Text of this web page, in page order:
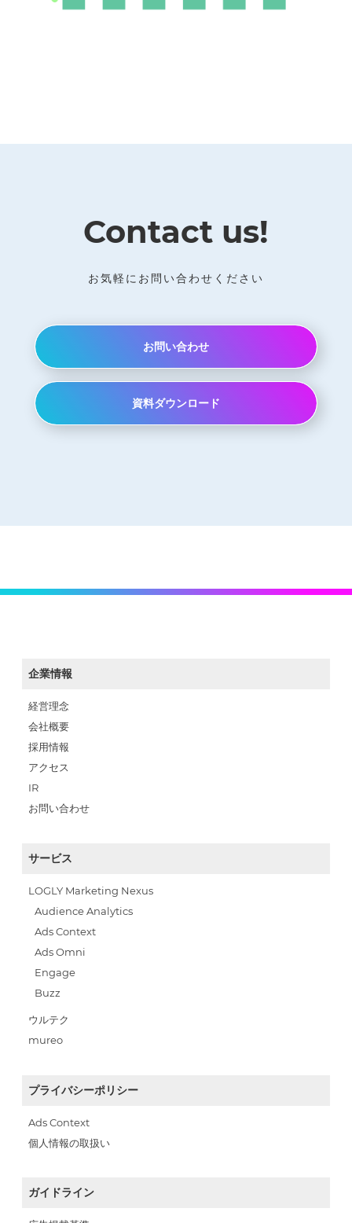
Contact us!
お気軽にお問い合わせください
お問い合わせ
資料ダウンロード
企業情報
経営理念
会社概要
採用情報
アクセス
IR
お問い合わせ
サービス
LOGLY Marketing Nexus
Audience Analytics
Ads Context
Ads Omni
Engage
Buzz
ウルテク
mureo
プライバシーポリシー
Ads Context
個人情報の取扱い
ガイドライン